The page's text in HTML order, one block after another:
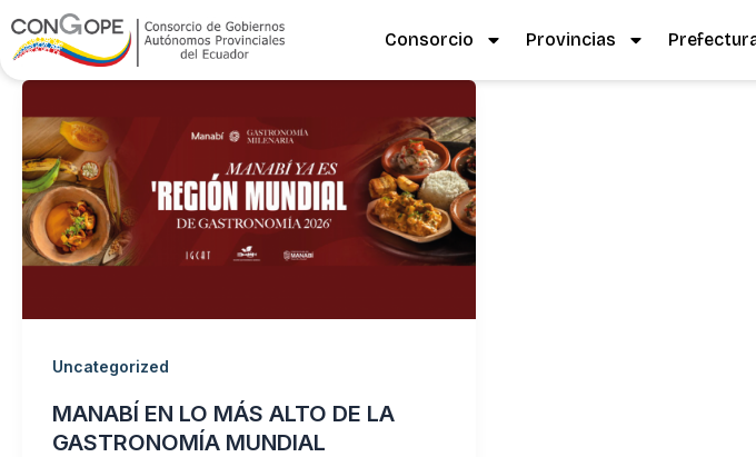
contenido
Consorcio Provincias
Uncategorized
MANABÍ EN LO MÁS ALTO DE LA
GASTRONOMÍA MUNDIAL